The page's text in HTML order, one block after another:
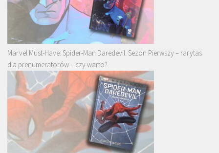
Marvel Must-Have: Spider-Man Daredevil. Sezon Pierwszy – rarytas
dla prenumeratorów – czy warto?